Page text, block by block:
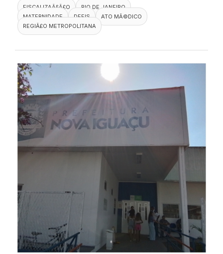
FISCALIZAÃ§Ã£O
RIO DE JANEIRO
MATERNIDADE
DEFIS
ATO MÃ©DICO
REGIÃ£O METROPOLITANA